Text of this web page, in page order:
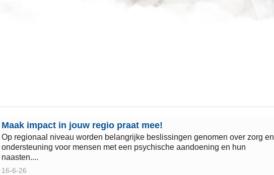
Maak impact in jouw regio praat mee!
Op regionaal niveau worden belangrijke beslissingen genomen over zorg en
ondersteuning voor mensen met een psychische aandoening en hun
naasten....
16-6-26